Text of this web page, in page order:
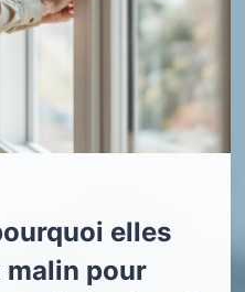
elles
malin pour